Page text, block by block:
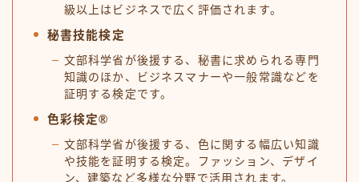
級以上はビジネスで広く評価されます。
秘書技能検定
文部科学省が後援する、秘書に求められる専門
知識のほか、ビジネスマナーや一般常識などを
証明する検定です。
色彩検定®
文部科学省が後援する、色に関する幅広い知識
や技能を証明する検定。ファッション、デザイ
ン、建築など多様な分野で活用されます。